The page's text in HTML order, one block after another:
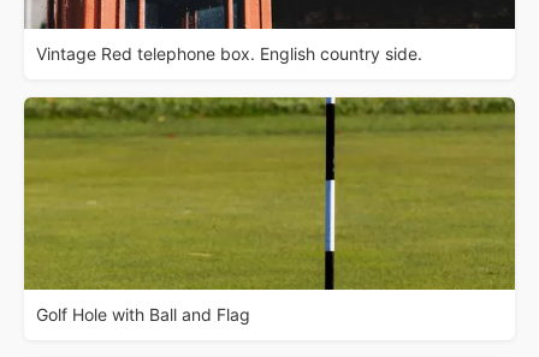
Vintage Red telephone box. English country side.
Golf Hole with Ball and Flag